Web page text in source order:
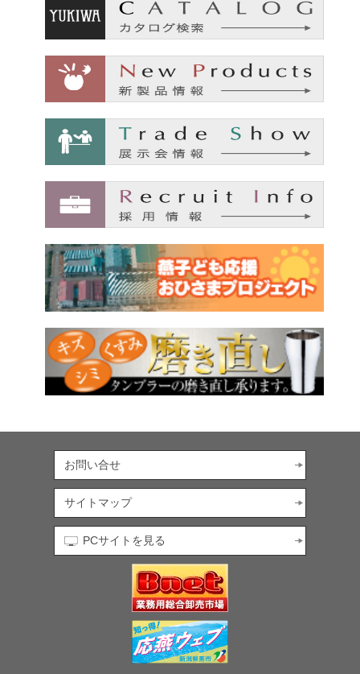
お問い合せ
サイトマップ
PCサイトを見る